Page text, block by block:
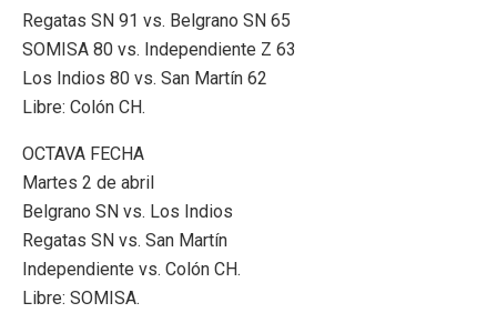
Regatas SN 91 vs. Belgrano SN 65
SOMISA 80 vs. Independiente Z 63
Los Indios 80 vs. San Martín 62
Libre: Colón CH.
OCTAVA FECHA
Martes 2 de abril
Belgrano SN vs. Los Indios
Regatas SN vs. San Martín
Independiente vs. Colón CH.
Libre: SOMISA.